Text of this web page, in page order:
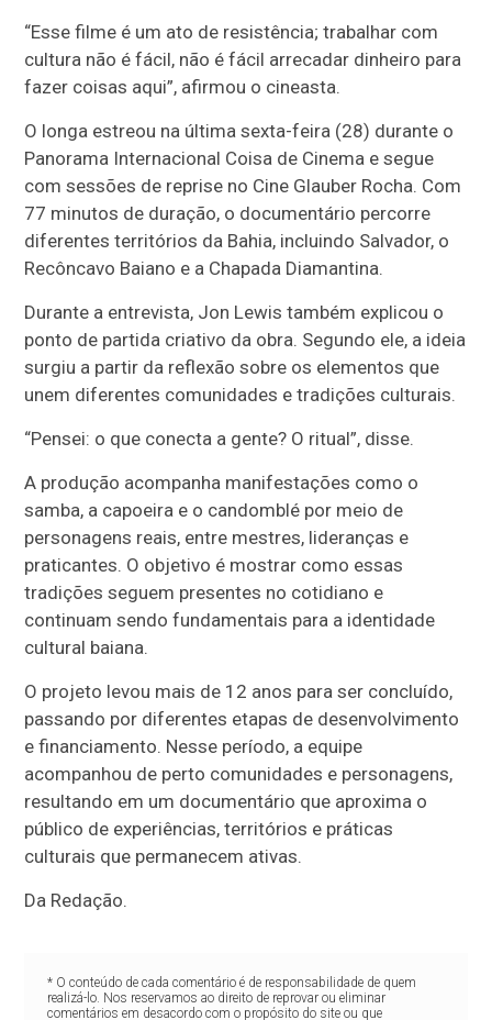
“Esse filme é um ato de resistência; trabalhar com
cultura não é fácil, não é fácil arrecadar dinheiro para
fazer coisas aqui”, afirmou o cineasta.
O longa estreou na última sexta-feira (28) durante o
Panorama Internacional Coisa de Cinema e segue
com sessões de reprise no Cine Glauber Rocha. Com
77 minutos de duração, o documentário percorre
diferentes territórios da Bahia, incluindo Salvador, o
Recôncavo Baiano e a Chapada Diamantina.
Durante a entrevista, Jon Lewis também explicou o
ponto de partida criativo da obra. Segundo ele, a ideia
surgiu a partir da reflexão sobre os elementos que
unem diferentes comunidades e tradições culturais.
“Pensei: o que conecta a gente? O ritual”, disse.
A produção acompanha manifestações como o
samba, a capoeira e o candomblé por meio de
personagens reais, entre mestres, lideranças e
praticantes. O objetivo é mostrar como essas
tradições seguem presentes no cotidiano e
continuam sendo fundamentais para a identidade
cultural baiana.
O projeto levou mais de 12 anos para ser concluído,
passando por diferentes etapas de desenvolvimento
e financiamento. Nesse período, a equipe
acompanhou de perto comunidades e personagens,
resultando em um documentário que aproxima o
público de experiências, territórios e práticas
culturais que permanecem ativas.
Da Redação.
* O conteúdo de cada comentário é de responsabilidade de quem
realizá-lo. Nos reservamos ao direito de reprovar ou eliminar
comentários em desacordo com o propósito do site ou que